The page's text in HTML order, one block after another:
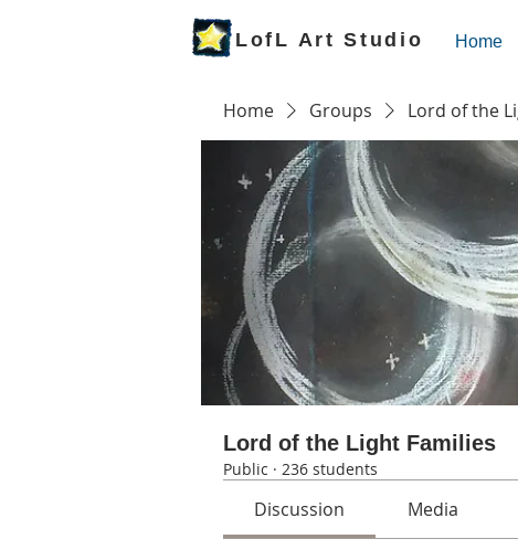
LofL Art Studio Home
Home Groups Lord of the
Lord of the Light Families
Public · 236 students
Discussion Media